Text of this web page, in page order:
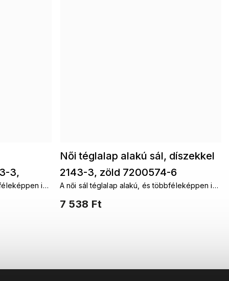
3,
is
Női téglalap alakú sál, díszekkel
2143-3, zöld 7200574-6
7 538 Ft
A női sál téglalap alakú, és többféleképpen is
nincsenek határai.